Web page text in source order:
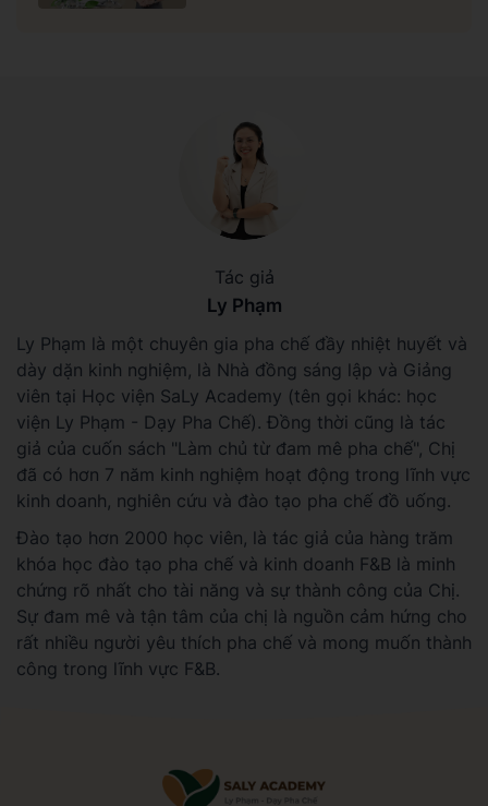
Tác giả
Ly Phạm
Ly Phạm là một chuyên gia pha chế đầy nhiệt huyết và
dày dặn kinh nghiệm, là Nhà đồng sáng lập và Giảng
viên tại Học viện SaLy Academy (tên gọi khác: học
viện Ly Phạm - Dạy Pha Chế). Đồng thời cũng là tác
giả của cuốn sách "Làm chủ từ đam mê pha chế", Chị
đã có hơn 7 năm kinh nghiệm hoạt động trong lĩnh vực
kinh doanh, nghiên cứu và đào tạo pha chế đồ uống.
Đào tạo hơn 2000 học viên, là tác giả của hàng trăm
khóa học đào tạo pha chế và kinh doanh F&B là minh
chứng rõ nhất cho tài năng và sự thành công của Chị.
Sự đam mê và tận tâm của chị là nguồn cảm hứng cho
rất nhiều người yêu thích pha chế và mong muốn thành
công trong lĩnh vực F&B.